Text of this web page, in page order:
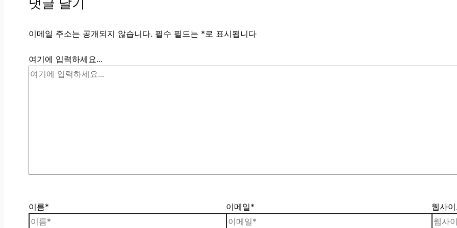
이메일 주소는 공개되지 않습니다. 필수 필드는 *로 표시됩니다
여기에 입력하세요...
이름* 이메일* 웹사